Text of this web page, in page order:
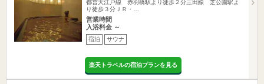
都営大江戸線 赤羽橋駅より徒歩２分三田線 芝公園駅よ
り徒歩３分ＪＲ・…
営業時間
入浴料金 ～
宿泊 サウナ
楽天トラベルの宿泊プランを見る